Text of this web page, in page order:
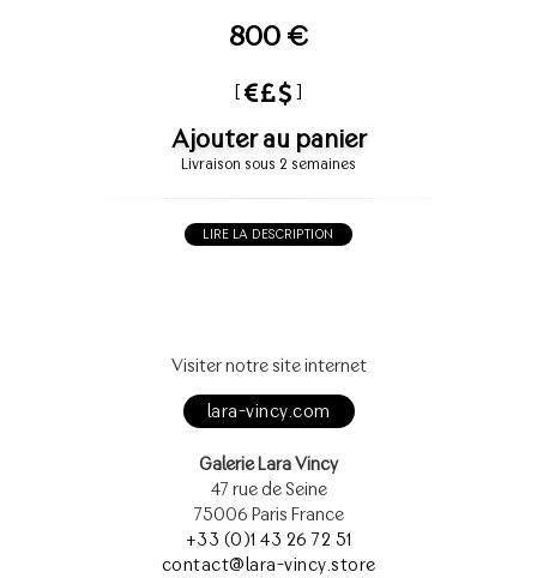
800 €
[ ]
Ajouter au panier
Livraison sous 2 semaines
LIRE LA DESCRIPTION
Visiter notre site internet
lara-vincy.com
Galerie Lara Vincy
47 rue de Seine
75006 Paris France
+33 (0)1 43 26 72 51
contact@lara-vincy.store